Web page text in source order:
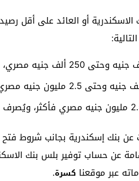
الاسكندرية أو العائد على أقل
بنك إسكندرية بجانب شروط فتح
عن حساب توفير بلس بنك
عبر موقعنا كسرة.